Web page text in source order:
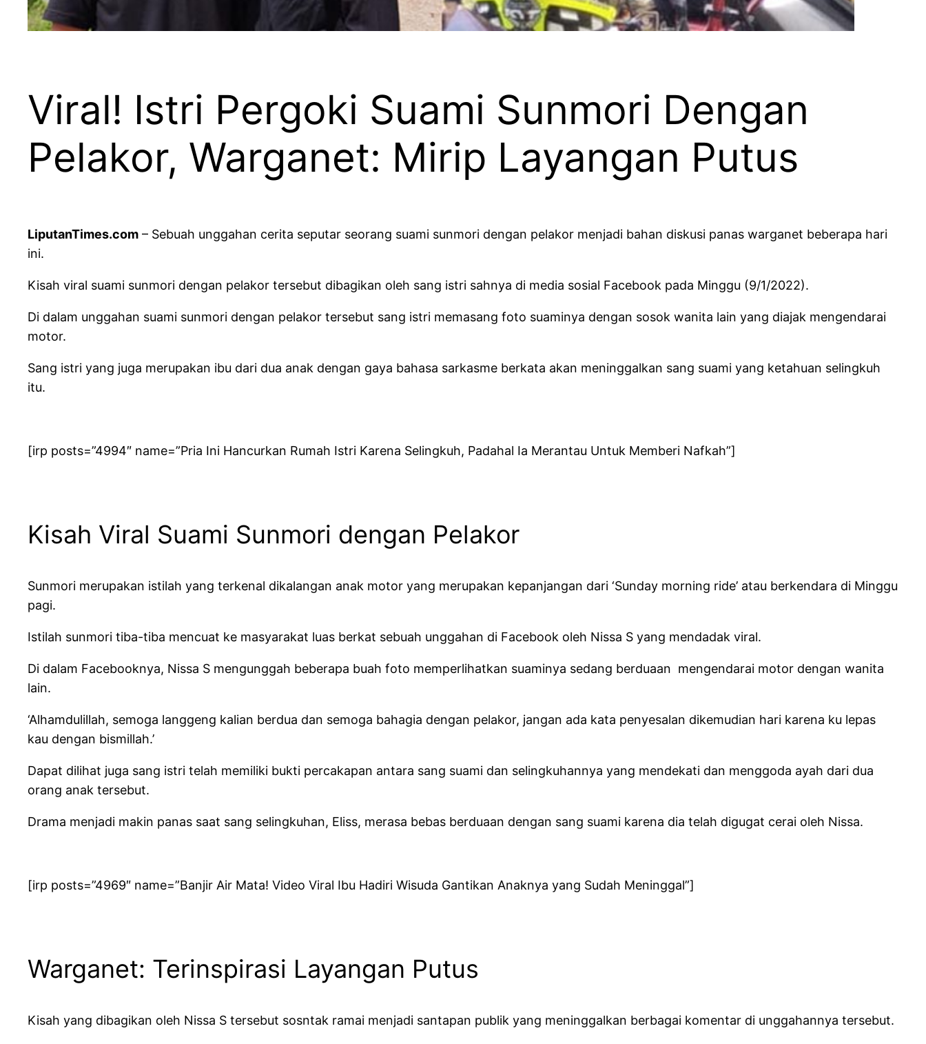
Viral! Istri Pergoki Suami Sunmori Dengan
Pelakor, Warganet: Mirip Layangan Putus
LiputanTimes.com – Sebuah unggahan cerita seputar seorang suami sunmori dengan pelakor menjadi bahan diskusi panas warganet beberapa hari
ini.
Kisah viral suami sunmori dengan pelakor tersebut dibagikan oleh sang istri sahnya di media sosial Facebook pada Minggu (9/1/2022).
Di dalam unggahan suami sunmori dengan pelakor tersebut sang istri memasang foto suaminya dengan sosok wanita lain yang diajak mengendarai
motor.
Sang istri yang juga merupakan ibu dari dua anak dengan gaya bahasa sarkasme berkata akan meninggalkan sang suami yang ketahuan selingkuh
itu.
[irp posts=”4994″ name=”Pria Ini Hancurkan Rumah Istri Karena Selingkuh, Padahal Ia Merantau Untuk Memberi Nafkah”]
Kisah Viral Suami Sunmori dengan Pelakor
Sunmori merupakan istilah yang terkenal dikalangan anak motor yang merupakan kepanjangan dari ‘Sunday morning ride’ atau berkendara di Minggu
pagi.
Istilah sunmori tiba-tiba mencuat ke masyarakat luas berkat sebuah unggahan di Facebook oleh Nissa S yang mendadak viral.
Di dalam Facebooknya, Nissa S mengunggah beberapa buah foto memperlihatkan suaminya sedang berduaan mengendarai motor dengan wanita
lain.
‘Alhamdulillah, semoga langgeng kalian berdua dan semoga bahagia dengan pelakor, jangan ada kata penyesalan dikemudian hari karena ku lepas
kau dengan bismillah.’
Dapat dilihat juga sang istri telah memiliki bukti percakapan antara sang suami dan selingkuhannya yang mendekati dan menggoda ayah dari dua
orang anak tersebut.
Drama menjadi makin panas saat sang selingkuhan, Eliss, merasa bebas berduaan dengan sang suami karena dia telah digugat cerai oleh Nissa.
[irp posts=”4969″ name=”Banjir Air Mata! Video Viral Ibu Hadiri Wisuda Gantikan Anaknya yang Sudah Meninggal”]
Warganet: Terinspirasi Layangan Putus
Kisah yang dibagikan oleh Nissa S tersebut sosntak ramai menjadi santapan publik yang meninggalkan berbagai komentar di unggahannya tersebut.